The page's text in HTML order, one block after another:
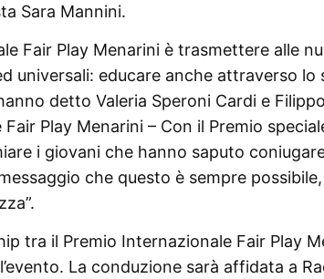
Sara Mannini.
Fair Play Menarini è trasmettere alle
universali: educare anche attraverso lo
detto Valeria Speroni Cardi e Filippo
Play Menarini – Con il Premio
i giovani che hanno saputo
che questo è sempre
tra il Premio Internazionale Fair Play
La conduzione sarà affidata a